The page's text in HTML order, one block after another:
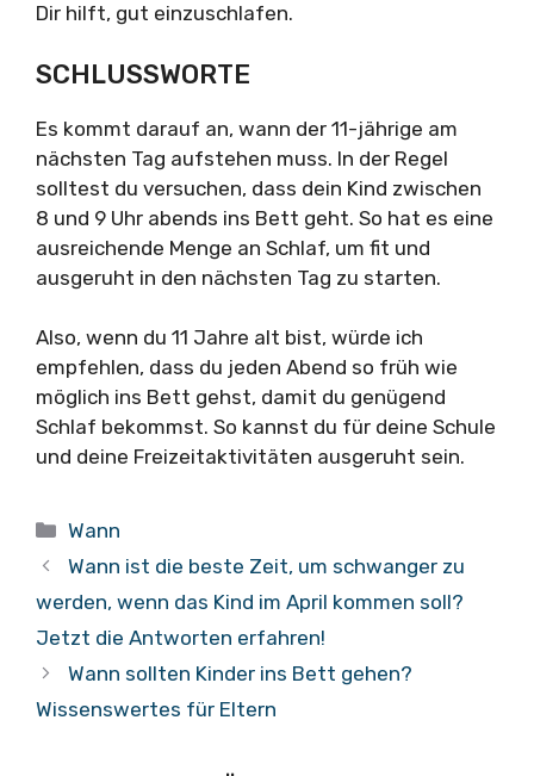
Dir hilft, gut einzuschlafen.
SCHLUSSWORTE
Es kommt darauf an, wann der 11-jährige am
nächsten Tag aufstehen muss. In der Regel
solltest du versuchen, dass dein Kind zwischen
8 und 9 Uhr abends ins Bett geht. So hat es eine
ausreichende Menge an Schlaf, um fit und
ausgeruht in den nächsten Tag zu starten.
Also, wenn du 11 Jahre alt bist, würde ich
empfehlen, dass du jeden Abend so früh wie
möglich ins Bett gehst, damit du genügend
Schlaf bekommst. So kannst du für deine Schule
und deine Freizeitaktivitäten ausgeruht sein.
Kategorien
Wann
Wann ist die beste Zeit, um schwanger zu
werden, wenn das Kind im April kommen soll?
Jetzt die Antworten erfahren!
Wann sollten Kinder ins Bett gehen?
Wissenswertes für Eltern